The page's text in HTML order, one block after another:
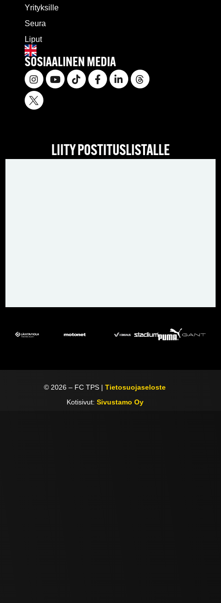
Yrityksille
Seura
Liput
SOSIAALINEN MEDIA
LIITY POSTITUSLISTALLE
© 2026 – FC TPS |Tietosuojaseloste
Kotisivut: Sivustamo Oy